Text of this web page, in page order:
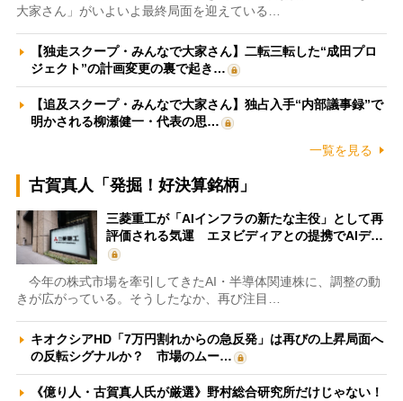
大家さん」がいよいよ最終局面を迎えている…
【独走スクープ・みんなで大家さん】二転三転した“成田プロ
ジェクト”の計画変更の裏で起き…
【追及スクープ・みんなで大家さん】独占入手“内部議事録”で
明かされる柳瀬健一・代表の思…
一覧を見る
古賀真人「発掘！好決算銘柄」
三菱重工が「AIインフラの新たな主役」として再
評価される気運 エヌビディアとの提携でAIデ…
今年の株式市場を牽引してきたAI・半導体関連株に、調整の動
きが広がっている。そうしたなか、再び注目…
キオクシアHD「7万円割れからの急反発」は再びの上昇局面へ
の反転シグナルか？ 市場のムー…
《億り人・古賀真人氏が厳選》野村総合研究所だけじゃない！